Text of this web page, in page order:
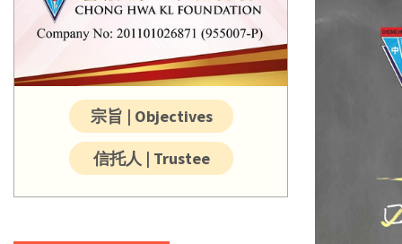
宗旨 | Objectives
信托人 | Trustee